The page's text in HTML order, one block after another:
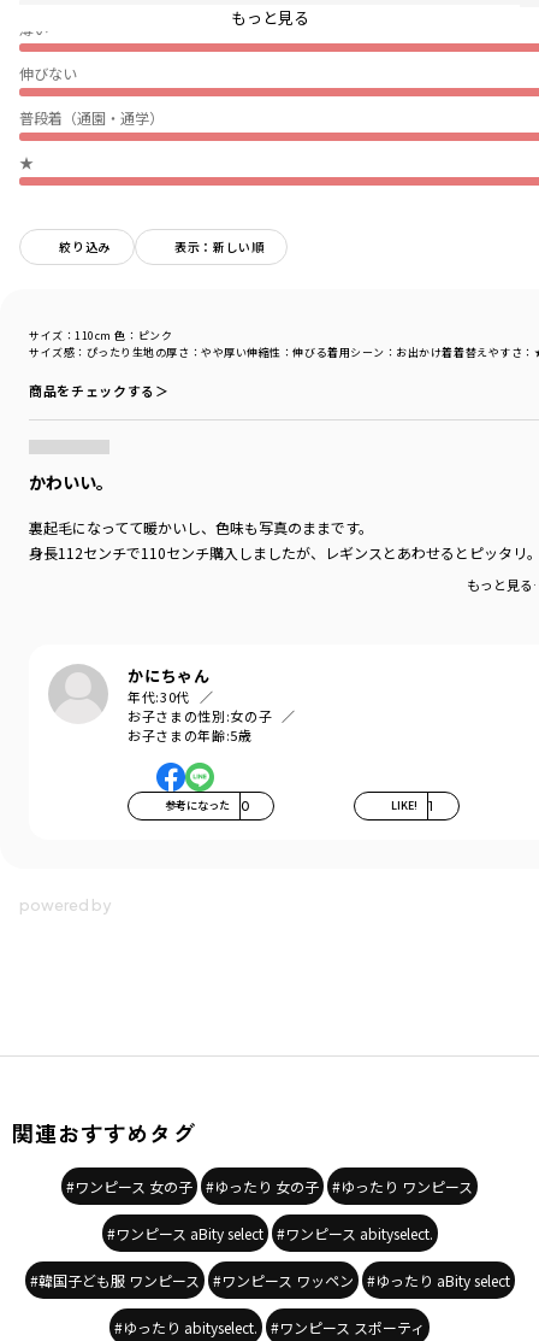
薄い
伸びない
普段着（通園・通学）
★
絞り込み 表示：新しい順
サイズ感 ：ぴったり 生地の厚さ ：やや厚い伸縮性 ：伸びる着用シーン ：お出かけ着着替えやすさ
サイズ：110cm 色：ピンク
商品をチェックする＞
かわいい。
裏起毛になってて暖かいし、色味も写真のままです。
身長112センチで110センチ購入しましたが、レギンスとあわせるとピッタリ
もっと見
かにちゃん
年代:30代
お子さまの性別:女の子
お子さまの年齢:5歳
参考になった 0 LIKE! 1
※綿生地の特性上、組織が少しまとまって見える部分があることがありま
す。ご購入の際には画像をご確認ください。
＿＿＿＿＿
韓国子供服ブランド【P:chees/ピーチーズ】
#pchees
です。
「HELLO BUDDIES」がシーズンテーマのコレクションを取り揃えました。
ています。
その他くまやスマイルなど愛おしいキャラクター物も多数ご用意しました。
ブランド
カテゴリ
／ワンピース
カラー
／ブルー
性別タイプ
／
もっと見る
関連おすすめタグ
#ワンピース 女の子 #ゆったり 女の子 #ゆったり ワンピース
#ワンピース aBity select #ワンピース abityselect.
#韓国子ども服 ワンピース #ワンピース ワッペン #ゆったり aBity select
#ゆったり abityselect. #ワンピース スポーティ